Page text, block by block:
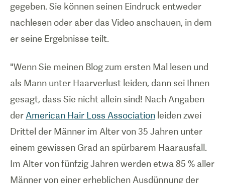
gegeben. Sie können seinen Eindruck entweder
nachlesen oder aber das Video anschauen, in dem
er seine Ergebnisse teilt.
"Wenn Sie meinen Blog zum ersten Mal lesen und
als Mann unter Haarverlust leiden, dann sei Ihnen
gesagt, dass Sie nicht allein sind! Nach Angaben
der American Hair Loss Association leiden zwei
Drittel der Männer im Alter von 35 Jahren unter
einem gewissen Grad an spürbarem Haarausfall.
Im Alter von fünfzig Jahren werden etwa 85 % aller
Männer von einer erheblichen Ausdünnung der